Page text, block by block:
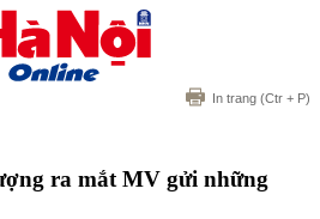
In trang (Ctr + P)
ra mắt MV gửi những